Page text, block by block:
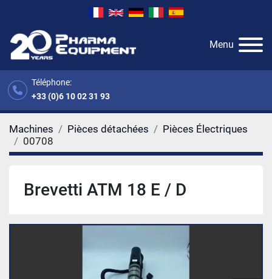
Téléphone:
+33 (0)6 10 02 31 93
Menu
Machines Pièces détachées
Pièces Électriques
00708
Brevetti ATM 18 E / D